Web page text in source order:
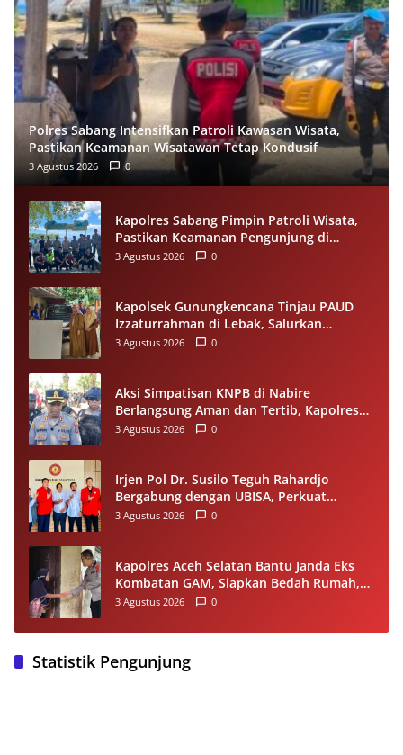
Polres Sabang Intensifkan Patroli Kawasan Wisata,
Pastikan Keamanan Wisatawan Tetap Kondusif
3 Agustus 2026 0
Kapolres Sabang Pimpin Patroli Wisata,
Pastikan Keamanan Pengunjung di
Destinasi Wisata Tetap Kondusif
3 Agustus 2026 0
Kapolsek Gunungkencana Tinjau PAUD
Izzaturrahman di Lebak, Salurkan
Bantuan Plafon untuk Ruang Belajar
3 Agustus 2026 0
Aksi Simpatisan KNPB di Nabire
Berlangsung Aman dan Tertib, Kapolres
Apresiasi Semua Pihak
3 Agustus 2026 0
Irjen Pol Dr. Susilo Teguh Rahardjo
Bergabung dengan UBISA, Perkuat
Komitmen Pengembangan Pendidikan
3 Agustus 2026 0
Kapolres Aceh Selatan Bantu Janda Eks
Kombatan GAM, Siapkan Bedah Rumah,
Bantuan Gizi dan Modal Usaha
3 Agustus 2026 0
Statistik Pengunjung